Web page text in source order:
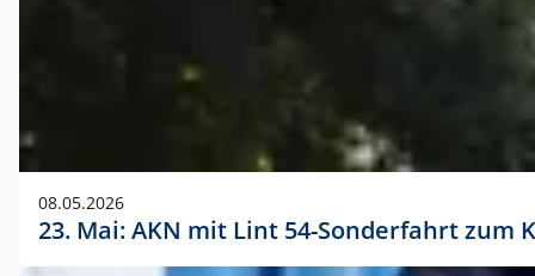
08.05.2026
23. Mai: AKN mit Lint 54-Sonderfahrt